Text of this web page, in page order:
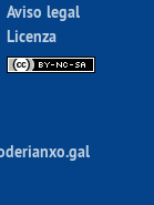
Aviso legal
Licenza